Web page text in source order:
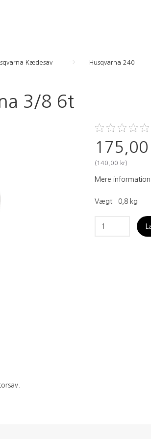
Kædesav Husqvarna 240
3/8 6t
(140,00 kr)
Mere information
Vægt: 0,8 kg